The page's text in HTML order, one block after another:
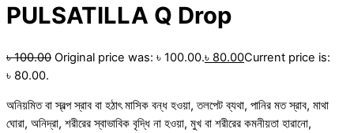
PULSATILLA Q Drop
৳100.00 Original price was: ৳ 100.00.৳ 80.00Current price is:
৳ 80.00.
অনিয়মিত বা স্বল্প স্রাব বা হঠাৎ মাসিক বন্ধ হওয়া, তলপেট ব্যথা, পানির মত স্রাব, মাথা
ঘোরা, অনিদ্রা, শরীরের স্বাভাবিক বৃদ্ধি না হওয়া, মুখ বা শরীরের কমনীয়তা হারানো,